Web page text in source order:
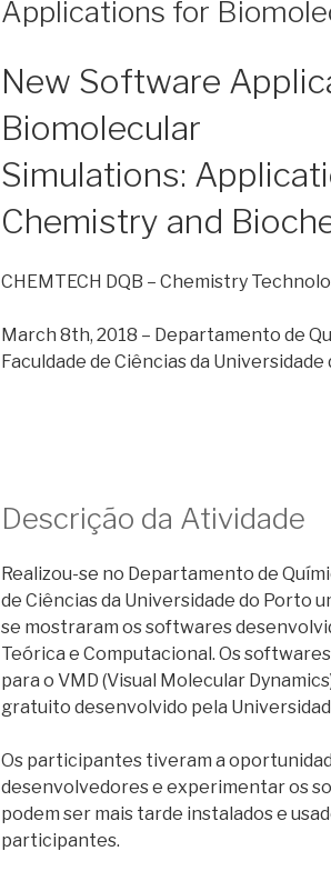
Applications for
New Software
Biomolecular
Simulations:
Chemistry and
CHEMTECH DQB – Chemistry
March 8th, 2018 – Departamento de
Faculdade de Ciências da Universidade
Descrição da Atividade
Realizou-se no Departamento de
de Ciências da Universidade do Porto
se mostraram os softwares
Teórica e Computacional. Os
para o VMD (Visual Molecular
gratuito desenvolvido pela
Os participantes tiveram a
desenvolvedores e experimentar os
podem ser mais tarde instalados e
participantes.